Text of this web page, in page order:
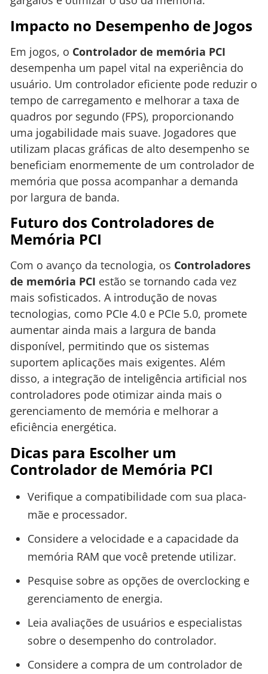
Impacto no Desempenho de Jogos
Em jogos, o Controlador de memória PCI
desempenha um papel vital na experiência do
usuário. Um controlador eficiente pode reduzir o
tempo de carregamento e melhorar a taxa de
quadros por segundo (FPS), proporcionando
uma jogabilidade mais suave. Jogadores que
utilizam placas gráficas de alto desempenho se
beneficiam enormemente de um controlador de
memória que possa acompanhar a demanda
por largura de banda.
Futuro dos Controladores de
Memória PCI
Com o avanço da tecnologia, os Controladores
de memória PCI estão se tornando cada vez
mais sofisticados. A introdução de novas
tecnologias, como PCIe 4.0 e PCIe 5.0, promete
aumentar ainda mais a largura de banda
disponível, permitindo que os sistemas
suportem aplicações mais exigentes. Além
disso, a integração de inteligência artificial nos
controladores pode otimizar ainda mais o
gerenciamento de memória e melhorar a
eficiência energética.
Dicas para Escolher um
Controlador de Memória PCI
Verifique a compatibilidade com sua placa-
mãe e processador.
Considere a velocidade e a capacidade da
memória RAM que você pretende utilizar.
Pesquise sobre as opções de overclocking e
gerenciamento de energia.
Leia avaliações de usuários e especialistas
sobre o desempenho do controlador.
Considere a compra de um controlador de